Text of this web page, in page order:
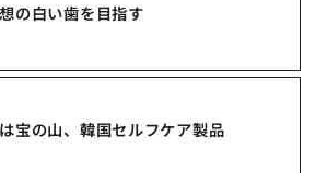
の白い歯を目指す
宝の山、韓国セルフケア製品